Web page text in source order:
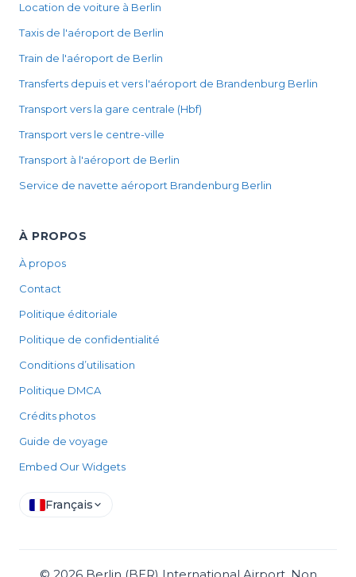
Location de voiture à Berlin
Taxis de l'aéroport de Berlin
Train de l'aéroport de Berlin
Transferts depuis et vers l'aéroport de Brandenburg Berlin
Transport vers la gare centrale (Hbf)
Transport vers le centre-ville
Transport à l'aéroport de Berlin
Service de navette aéroport Brandenburg Berlin
À PROPOS
À propos
Contact
Politique éditoriale
Politique de confidentialité
Conditions d’utilisation
Politique DMCA
Crédits photos
Guide de voyage
Embed Our Widgets
Français